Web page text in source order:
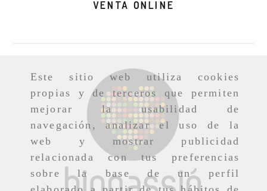
Este sitio web utiliza cookies
propias y de terceros que permiten
mejorar la usabilidad de
navegación, analizar el uso de la
web y mostrar publicidad
relacionada con tus preferencias
sobre la base de un perfil
VENTA ONLINE